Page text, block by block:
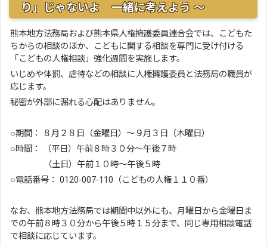
り」じゃないよ 一緒に考えよう ～
熊本地方法務局および熊本県人権擁護委員連合会では、こどもた
ちからの相談のほか、こどもに関する相談を専門に受け付ける
「こどもの人権相談」強化週間を実施します。
いじめや体罰、虐待などの相談に人権擁護委員と法務局の職員が
応じます。
秘密が外部に漏れる心配はありません。
○期間： ８月２８日（金曜日）～９月３日（木曜日）
○時間： （平日）午前８時３０分～午後７時
（土日）午前１０時～午後５時
○電話番号： 0120-007-110（こどもの人権１１０番）
なお、熊本地方法務局では期間中以外にも、月曜日から金曜日ま
での午前８時３０分から午後５時１５分まで、同じ専用相談電話
で相談に応じています。